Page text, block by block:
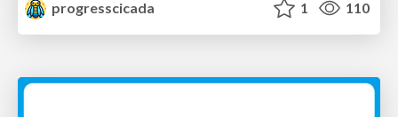
progresscicada 1 110